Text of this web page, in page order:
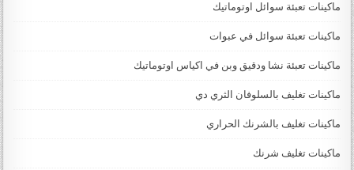
ماكينات تعبئة سوائل اوتوماتيك
ماكينات تعبئة سوائل في عبوات
ماكينات تعبئة نشا ودقيق وبن في اكياس اوتوماتيك
ماكينات تغليف بالسلوفان الثري دي
ماكينات تغليف بالشرنك الحراري
ماكينات تغليف شرنك